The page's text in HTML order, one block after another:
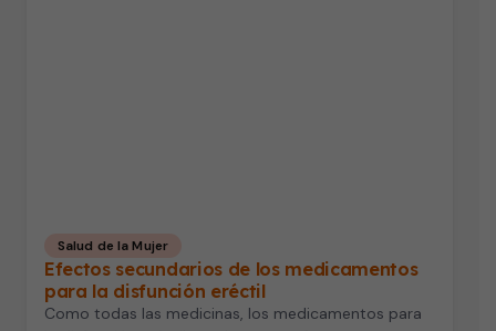
Salud de la Mujer
Efectos secundarios de los medicamentos
para la disfunción eréctil
Como todas las medicinas, los medicamentos para